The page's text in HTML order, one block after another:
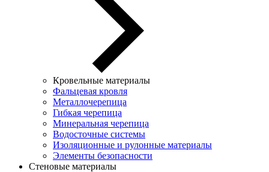
Кровельные материалы
Фальцевая кровля
Металлочерепица
Гибкая черепица
Минеральная черепица
Водосточные системы
Изоляционные и рулонные материалы
Элементы безопасности
Стеновые материалы